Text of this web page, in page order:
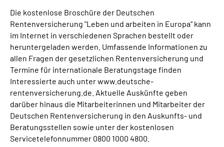
Die kostenlose Broschüre der Deutschen
Rentenversicherung "Leben und arbeiten in Europa“ kann
im Internet in verschiedenen Sprachen bestellt oder
heruntergeladen werden. Umfassende Informationen zu
allen Fragen der gesetzlichen Rentenversicherung und
Termine für internationale Beratungstage finden
Interessierte auch unter www.deutsche-
rentenversicherung.de. Aktuelle Auskünfte geben
darüber hinaus die Mitarbeiterinnen und Mitarbeiter der
Deutschen Rentenversicherung in den Auskunfts- und
Beratungsstellen sowie unter der kostenlosen
Servicetelefonnummer 0800 1000 4800.